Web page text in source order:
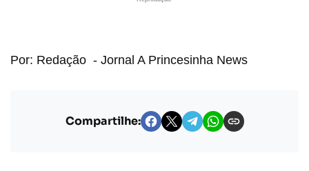
Por: Redação - Jornal A Princesinha News
Compartilhe: